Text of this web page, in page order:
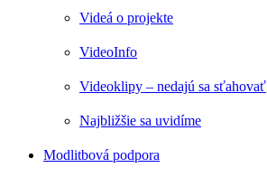
Videá o projekte
VideoInfo
Videoklipy – nedajú sa sťahovať
Najbližšie sa uvidíme
Modlitbová podpora